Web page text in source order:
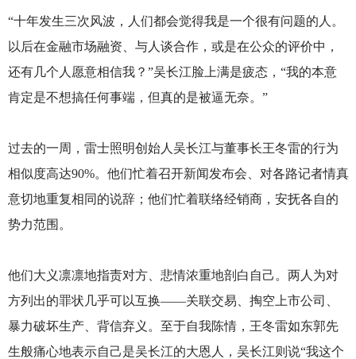
“十年发生三次风波，人们都会觉得我是一个很有问题的人。
以后在金融市场融资、与人谈合作，或是在公众的评价中，
还有几个人愿意相信我？”吴长江脸上满是疲态，“我的本意
肯定是不想搞任何事端，但真的是被逼无奈。”
过去的一周，雷士照明创始人吴长江与董事长王冬雷的行为
相似度高达90%。他们忙着召开新闻发布会、对各路记者情真
意切地重复相同的说辞；他们忙着联络经销商，安抚各自的
势力范围。
他们大义凛凛地指责对方、悲情浓重地剖白自己。两人为对
方列出的罪状几乎可以互换——关联交易、掏空上市公司、
暴力破坏生产、背信弃义。至于自我陈情，王冬雷如东郭先
生般痛心地表示自己是吴长江的大恩人，吴长江则说“我这个